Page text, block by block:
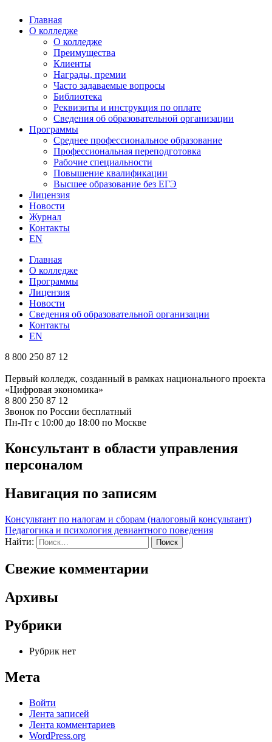
Главная
О колледже
О колледже
Преимущества
Клиенты
Награды, премии
Часто задаваемые вопросы
Библиотека
Реквизиты и инструкция по оплате
Сведения об образовательной организации
Программы
Среднее профессиональное образование
Профессиональная переподготовка
Рабочие специальности
Повышение квалификации
Высшее образование без ЕГЭ
Лицензия
Новости
Журнал
Контакты
EN
Главная
О колледже
Программы
Лицензия
Новости
Сведения об образовательной организации
Контакты
EN
8 800 250 87 12
Первый колледж, созданный в рамках национального проекта
«Цифровая экономика»
8 800 250 87 12
Звонок по России бесплатный
Пн-Пт с 10:00 до 18:00 по Москве
Консультант в области управления
персоналом
Навигация по записям
Консультант по налогам и сборам (налоговый консультант)
Педагогика и психология девиантного поведения
Найти:
Свежие комментарии
Архивы
Рубрики
Рубрик нет
Мета
Войти
Лента записей
Лента комментариев
WordPress.org